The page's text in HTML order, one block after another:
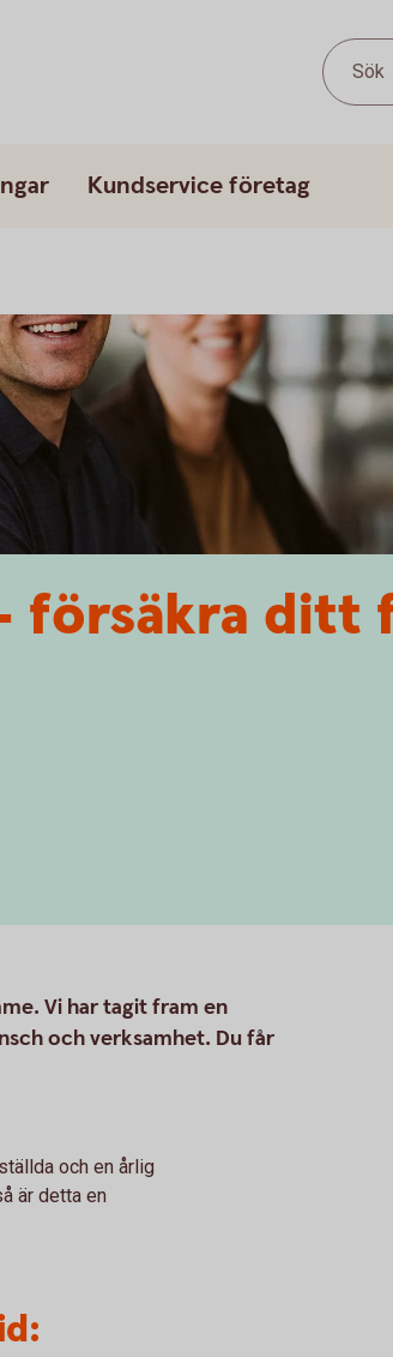
Sök
Kundservice företag
försäkra ditt
Vi har tagit fram en
och verksamhet. Du får
och en årlig
är detta en